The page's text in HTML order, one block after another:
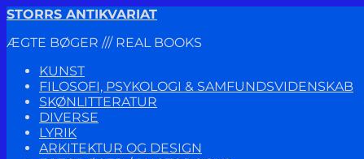
Spring
navigation
Spring
indhold
STORRS ANTIKVARIAT
ÆGTE BØGER /// REAL BOOKS
KUNST
FILOSOFI, PSYKOLOGI & SAMFUNDSVIDENSKAB
SKØNLITTERATUR
DIVERSE
LYRIK
ARKITEKTUR OG DESIGN